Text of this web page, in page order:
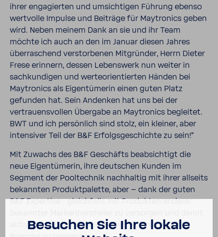
ihrer enga­gierten und umsich­tigen Führung ebenso
wert­volle Impulse und Beiträge für Maytro­nics geben
wird. Neben meinem Dank an sie und ihr Team
möchte ich auch an den im Januar diesen Jahres
über­ra­schend verstor­benen Mitgründer, Herrn Dieter
Frese erin­nern, dessen Lebens­werk nun weiter in
sach­kun­digen und werte­ori­en­tierten Händen bei
Maytro­nics als Eigen­tü­merin einen guten Platz
gefunden hat. Sein Andenken hat uns bei der
vertrau­ens­vollen Über­gabe an Maytro­nics begleitet.
BWT und ich persön­lich sind stolz, ein kleiner, aber
inten­siver Teil der B&F Erfolgs­ge­schichte zu sein!“
Mit Zuwachs des B&F Geschäfts beab­sich­tigt die
neue Eigen­tü­merin, ihre deut­schen Kunden im
Segment der Pool­technik nach­haltig mit ihrer allseits
bekannten Produkt­pa­lette, aber – dank der guten
B&F Exper­tise - gleich­falls mit Produkten anderer
aktiv auf die sich verän­dernde Dynamik in der
Besu­chen Sie Ihre lokale